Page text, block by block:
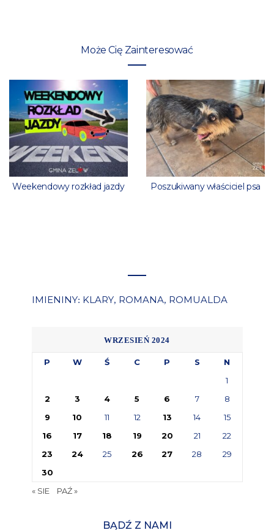
Może Cię Zainteresować
Weekendowy rozkład jazdy Poszukiwany właściciel psa
IMIENINY: KLARY, ROMANA, ROMUALDA
WRZESIEŃ 2024
P W Ś C P S
N
1
2
3 4 5 6 7
8
9
10 11 12 13 14
15
16
17 18 19 20 21
22
23
24 25 26 27 28
29
30
« SIE
PAŹ »
BĄDŹ Z NAMI